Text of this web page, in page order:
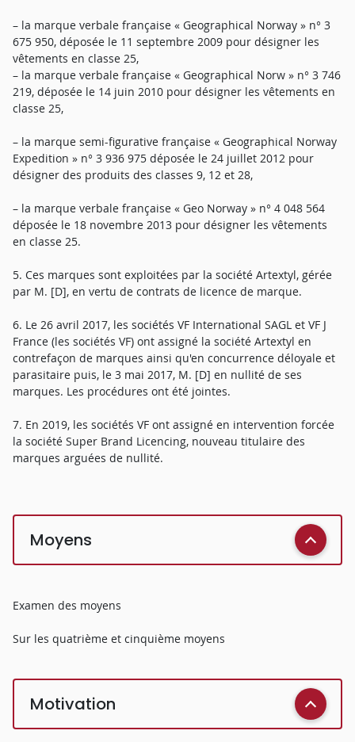
– la marque verbale française « Geographical Norway » n° 3
675 950, déposée le 11 septembre 2009 pour désigner les
vêtements en classe 25,
– la marque verbale française « Geographical Norw » n° 3 746
219, déposée le 14 juin 2010 pour désigner les vêtements en
classe 25,
– la marque semi-figurative française « Geographical Norway
Expedition » n° 3 936 975 déposée le 24 juillet 2012 pour
désigner des produits des classes 9, 12 et 28,
– la marque verbale française « Geo Norway » n° 4 048 564
déposée le 18 novembre 2013 pour désigner les vêtements
en classe 25.
5. Ces marques sont exploitées par la société Artextyl, gérée
par M. [D], en vertu de contrats de licence de marque.
6. Le 26 avril 2017, les sociétés VF International SAGL et VF J
France (les sociétés VF) ont assigné la société Artextyl en
contrefaçon de marques ainsi qu'en concurrence déloyale et
parasitaire puis, le 3 mai 2017, M. [D] en nullité de ses
marques. Les procédures ont été jointes.
7. En 2019, les sociétés VF ont assigné en intervention forcée
la société Super Brand Licencing, nouveau titulaire des
marques arguées de nullité.
Moyens
Examen des moyens
Sur les quatrième et cinquième moyens
Motivation